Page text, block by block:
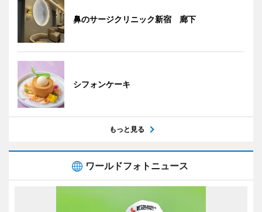
鼻のサージクリニック新宿 廊下
シフォンケーキ
もっと見る
ワールドフォトニュース